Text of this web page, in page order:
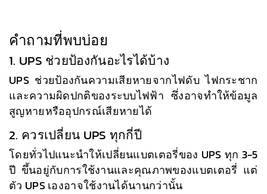
คำถามที่พบบ่อย
1. UPS ช่วยป้องกันอะไรได้บ้าง
UPS ช่วยป้องกันความเสียหายจากไฟดับ ไฟกระชาก
และความผิดปกติของระบบไฟฟ้า ซึ่งอาจทำให้ข้อมูล
สูญหายหรืออุปกรณ์เสียหายได้
2. ควรเปลี่ยน UPS ทุกกี่ปี
โดยทั่วไปแนะนำให้เปลี่ยนแบตเตอรี่ของ UPS ทุก 3-5
ปี ขึ้นอยู่กับการใช้งานและคุณภาพของแบตเตอรี่ แต่
ตัว UPS เองอาจใช้งานได้นานกว่านั้น